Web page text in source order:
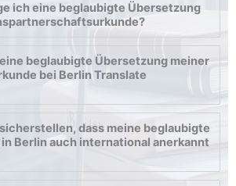
ich eine beglaubigte Übersetzung
beglaubigte Übersetzung meiner
bei Berlin Translate
dass meine beglaubigte
Berlin auch international anerkannt